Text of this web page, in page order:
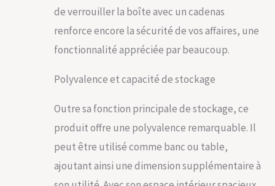
nécessaires ; le
instructions simples
garantissent un
processus
de sorte que vous
espace extérieur en
un rien de temps
de verrouiller la boîte avec un cadenas
renforce encore la sécurité de vos affaires, une
fonctionnalité appréciée par beaucoup.
Polyvalence et capacité de stockage
Outre sa fonction principale de stockage, ce
produit offre une polyvalence remarquable. Il
peut être utilisé comme banc ou table,
ajoutant ainsi une dimension supplémentaire à